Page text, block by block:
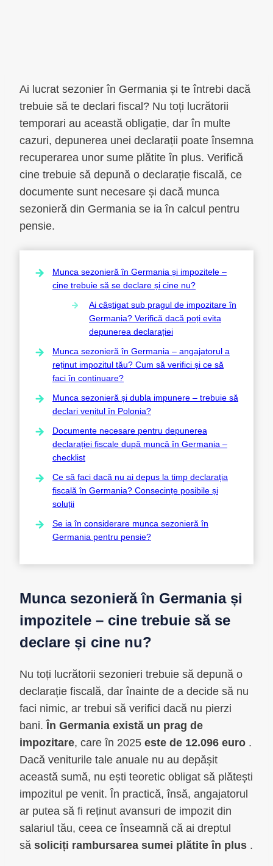
Ai lucrat sezonier în Germania și te întrebi dacă
trebuie să te declari fiscal? Nu toți lucrătorii
temporari au această obligație, dar în multe
cazuri, depunerea unei declarații poate însemna
recuperarea unor sume plătite în plus. Verifică
cine trebuie să depună o declarație fiscală, ce
documente sunt necesare și dacă munca
sezonieră din Germania se ia în calcul pentru
pensie.
Munca sezonieră în Germania și impozitele –
cine trebuie să se declare și cine nu?
Ai câștigat sub pragul de impozitare în
Germania? Verifică dacă poți evita
depunerea declarației
Munca sezonieră în Germania – angajatorul a
reținut impozitul tău? Cum să verifici și ce să
faci în continuare?
Munca sezonieră și dubla impunere – trebuie să
declari venitul în Polonia?
Documente necesare pentru depunerea
declarației fiscale după muncă în Germania –
checklist
Ce să faci dacă nu ai depus la timp declarația
fiscală în Germania? Consecințe posibile și
soluții
Se ia în considerare munca sezonieră în
Germania pentru pensie?
Munca sezonieră în Germania și
impozitele – cine trebuie să se
declare și cine nu?
Nu toți lucrătorii sezonieri trebuie să depună o
declarație fiscală, dar înainte de a decide să nu
faci nimic, ar trebui să verifici dacă nu pierzi
bani.În Germania există un prag de
impozitare, care în 2025 este de 12.096 euro .
Dacă veniturile tale anuale nu au depășit
această sumă, nu ești teoretic obligat să plătești
impozitul pe venit. În practică, însă, angajatorul
ar putea să fi reținut avansuri de impozit din
salariul tău, ceea ce înseamnă că ai dreptul
să soliciți rambursarea sumei plătite în plus .